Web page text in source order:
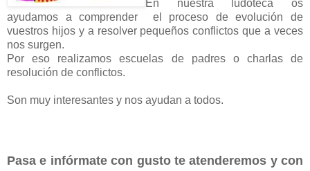
En nuestra ludoteca os
ayudamos a comprender el proceso de evolución de
vuestros hijos y a resolver pequeños conflictos que a veces
nos surgen.
Por eso realizamos escuelas de padres o charlas de
resolución de conflictos.
Son muy interesantes y nos ayudan a todos.
Pasa e infórmate con gusto te atenderemos y con